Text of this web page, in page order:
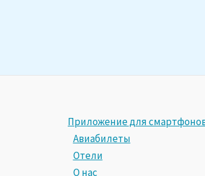
Приложение для
Авиабилеты
Отели
О нас